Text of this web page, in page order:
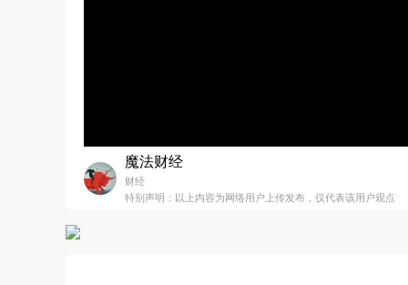
魔法财经
财经
特别声明：以上内容为网络用户上传发布，仅代表该用户观点